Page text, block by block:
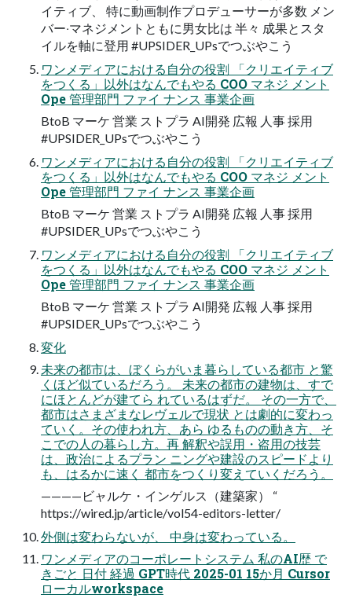
イティブ、 特に動画制作プロデューサーが多数 メン
バー‧マネジメントともに男⼥⽐は 半々 成果とスタ
イルを軸に登⽤ #UPSIDER_UPsでつぶやこう
ワンメディアにおける⾃分の役割 「クリエイティブ
をつくる」以外はなんでもやる COO マネジ メント
Ope 管理部⾨ ファイ ナンス 事業企画
BtoB マーケ 営業 ストプラ AI開発 広報 ⼈事 採⽤
#UPSIDER_UPsでつぶやこう
ワンメディアにおける⾃分の役割 「クリエイティブ
をつくる」以外はなんでもやる COO マネジ メント
Ope 管理部⾨ ファイ ナンス 事業企画
BtoB マーケ 営業 ストプラ AI開発 広報 ⼈事 採⽤
#UPSIDER_UPsでつぶやこう
ワンメディアにおける⾃分の役割 「クリエイティブ
をつくる」以外はなんでもやる COO マネジ メント
Ope 管理部⾨ ファイ ナンス 事業企画
BtoB マーケ 営業 ストプラ AI開発 広報 ⼈事 採⽤
#UPSIDER_UPsでつぶやこう
変化
未来の都市は、ぼくらがいま暮らしている都市 と驚
くほど似ているだろう。 未来の都市の建物は、すで
にほとんどが建てら れているはずだ。 その一方で、
都市はさまざまなレヴェルで現状 とは劇的に変わっ
ていく。その使われ方、あら ゆるものの動き方、そ
こでの人の暮らし方。再 解釈や誤用・盗用の技芸
は、政治によるプラン ニングや建設のスピードより
も、はるかに速く 都市をつくり変えていくだろう。
————ビャルケ・インゲルス（建築家） “
https://wired.jp/article/vol54-editors-letter/
外側は変わらないが、 中身は変わっている。
ワンメディアのコーポレートシステム 私のAI歴 で
きごと ⽇付 経過 GPT時代 2025-01 15か⽉ Cursor
ローカルworkspace